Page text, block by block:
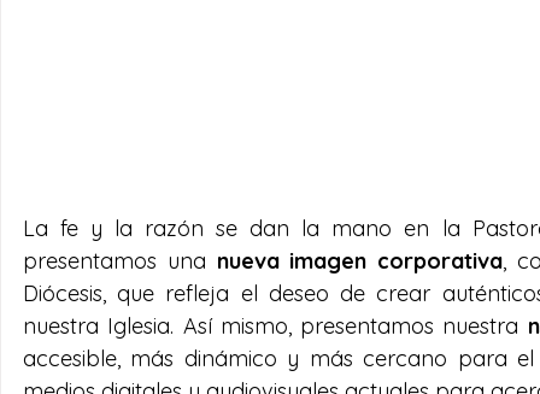
La fe y la razón se dan la mano en la
presentamos una nueva imagen corporativa,
Diócesis, que refleja el deseo de crear
nuestra Iglesia. Así mismo, presentamos nuestra
accesible, más dinámico y más cercano para